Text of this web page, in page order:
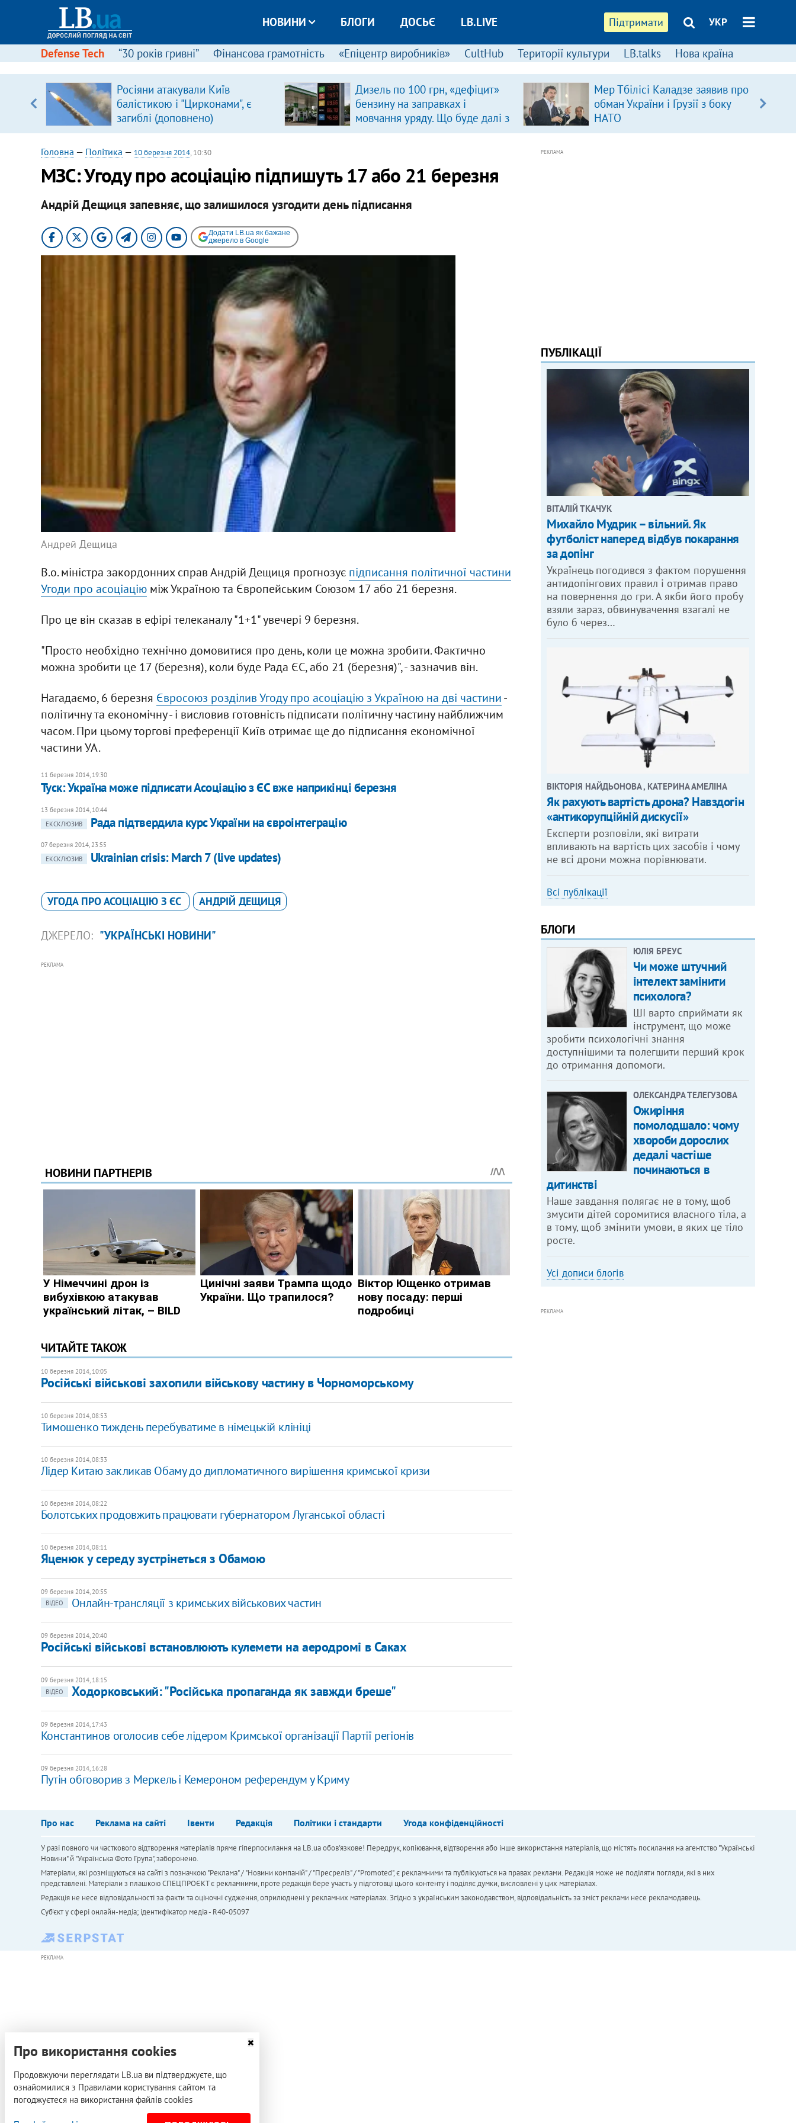
Підтримати УКР
НОВИНИ БЛОГИ ДОСЬЄ LB.LIVE
Defense Tech “30 років гривні” Фінансова грамотність «Епіцентр виробників» CultHub Території культури LB.talks Нова країна
Росіяни атакували Київ
балістикою і "Цирконами", є
загиблі (доповнено)
Дизель по 100 грн, «дефіцит»
бензину на заправках і
мовчання уряду. Що буде далі з
цінами на пальне?
Мер Тбілісі Каладзе заявив про
обман України і Грузії з боку
НАТО
Головна — Політика — 10 березня 2014, 10:30
МЗС: Угоду про асоціацію підпишуть 17 або 21 березня
Андрій Дещиця запевняє, що залишилося узгодити день підписання
Додати LB.ua як бажане
джерело в Google
Андрей Дещица
В.о. міністра закордонних справ Андрій Дещиця прогнозує підписання політичної частини
Угоди про асоціаціюміж Україною та Європейським Союзом 17 або 21 березня.
Про це він сказав в ефірі телеканалу "1+1" увечері 9 березня.
"Просто необхідно технічно домовитися про день, коли це можна зробити. Фактично
можна зробити це 17 (березня), коли буде Рада ЄС, або 21 (березня)", - зазначив він.
Нагадаємо, 6 березня Євросоюз розділив Угоду про асоціацію з Україною на дві частини-
політичну та економічну - і висловив готовність підписати політичну частину найближчим
часом. При цьому торгові преференції Київ отримає ще до підписання економічної
частини УА.
11 березня 2014, 19:30
Туск: Україна може підписати Асоціацію з ЄС вже наприкінці березня
13 березня 2014, 10:44
ЕКСКЛЮЗИВ
Рада підтвердила курс України на євроінтеграцію
07 березня 2014, 23:55
ЕКСКЛЮЗИВ
Ukrainian crisis: March 7 (live updates)
УГОДА ПРО АСОЦІАЦІЮ З ЄС АНДРІЙ ДЕЩИЦЯ
ДЖЕРЕЛО: "УКРАЇНСЬКІ НОВИНИ"
РЕКЛАМА
ЧИТАЙТЕ ТАКОЖ
10 березня 2014, 10:05
Російські військові захопили військову частину в Чорноморському
10 березня 2014, 08:53
Тимошенко тиждень перебуватиме в німецькій клініці
10 березня 2014, 08:33
Лідер Китаю закликав Обаму до дипломатичного вирішення кримської кризи
10 березня 2014, 08:22
Болотських продовжить працювати губернатором Луганської області
10 березня 2014, 08:11
Яценюк у середу зустрінеться з Обамою
09 березня 2014, 20:55
ВІДЕО
Онлайн-трансляції з кримських військових частин
09 березня 2014, 20:40
Російські військові встановлюють кулемети на аеродромі в Саках
09 березня 2014, 18:15
ВІДЕО
Ходорковський: "Російська пропаганда як завжди бреше"
09 березня 2014, 17:43
Константинов оголосив себе лідером Кримської організації Партії регіонів
09 березня 2014, 16:28
Путін обговорив з Меркель і Кемероном референдум у Криму
РЕКЛАМА
ПУБЛІКАЦІЇ
ВІТАЛІЙ ТКАЧУК
Михайло Мудрик – вільний. Як
футболіст наперед відбув покарання
за допінг
Українець погодився з фактом порушення
антидопінгових правил і отримав право
на повернення до гри. А якби його пробу
взяли зараз, обвинувачення взагалі не
було б через…
ВІКТОРІЯ НАЙДЬОНОВА , КАТЕРИНА АМЕЛІНА
Як рахують вартість дрона? Навздогін
«антикорупційній дискусії»
Експерти розповіли, які витрати
впливають на вартість цих засобів і чому
не всі дрони можна порівнювати.
Всі публікації
БЛОГИ
ЮЛІЯ БРЕУС
Чи може штучний
інтелект замінити
психолога?
ШІ варто сприймати як
інструмент, що може
зробити психологічні знання
доступнішими та полегшити перший крок
до отримання допомоги.
ОЛЕКСАНДРА ТЕЛЕГУЗОВА
Ожиріння
помолодшало: чому
хвороби дорослих
дедалі частіше
починаються в
дитинстві
Наше завдання полягає не в тому, щоб
змусити дітей соромитися власного тіла, а
в тому, щоб змінити умови, в яких це тіло
росте.
Усі дописи блогів
РЕКЛАМА
Про нас Реклама на сайті Івенти Редакція Політики і стандарти Угода конфіденційності
У разі повного чи часткового відтворення матеріалів пряме гіперпосилання на LB.ua обов'язкове! Передрук, копіювання, відтворення або інше використання матеріалів, що містять посилання на агентство "Українськi
Новини" й "Українська Фото Група", заборонено.
Матеріали, які розміщуються на сайті з позначкою "Реклама" / "Новини компаній" / "Пресреліз" / "Promoted", є рекламними та публікуються на правах реклами. Редакція може не поділяти погляди, які в них
представлені. Матеріали з плашкою СПЕЦПРОЄКТ є рекламними, проте редакція бере участь у підготовці цього контенту і поділяє думки, висловлені у цих матеріалах.
Редакція не несе відповідальності за факти та оціночні судження, оприлюднені у рекламних матеріалах. Згідно з українським законодавством, відповідальність за зміст реклами несе рекламодавець.
Cуб'єкт у сфері онлайн-медіа; ідентифікатор медіа - R40-05097
РЕКЛАМА
Про використання cookies
Продовжуючи переглядати LB.ua ви підтверджуєте, що
ознайомилися з Правилами користування сайтом та
погоджуєтеся на використання файлів cookies